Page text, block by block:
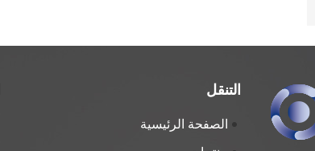
التنقل
الصفحة الرئيسية